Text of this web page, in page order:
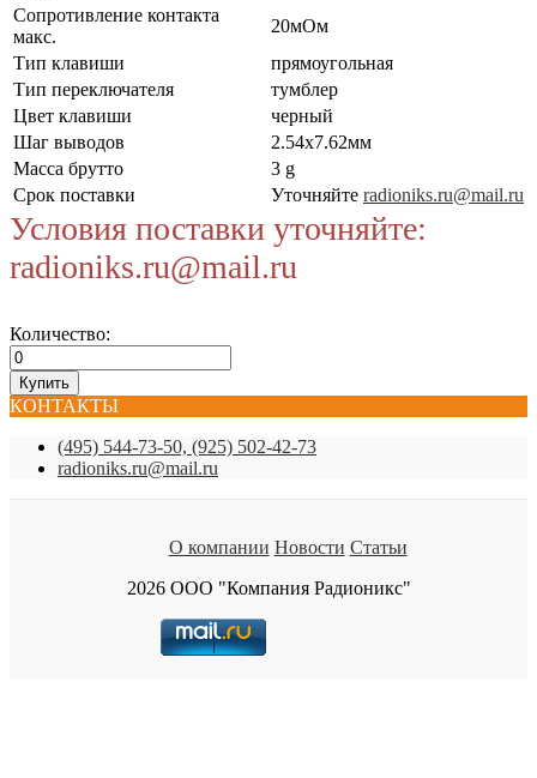
Сопротивление контакта
макс.
20мОм
Тип клавиши
прямоугольная
Тип переключателя
тумблер
Цвет клавиши
черный
Шаг выводов
2.54x7.62мм
Масса брутто
3 g
Срок поставки
Уточняйте radioniks.ru@mail.ru
Условия поставки уточняйте:
radioniks.ru@mail.ru
Количество:
КОНТАКТЫ
(495) 544-73-50, (925) 502-42-73
radioniks.ru@mail.ru
О компании Новости Статьи
2026 ООО "Компания Радионикс"